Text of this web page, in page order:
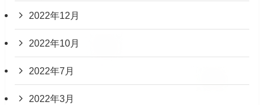
2022年12月
2022年10月
2022年7月
2022年3月